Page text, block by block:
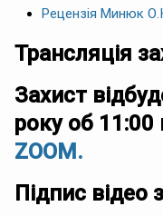
Рецензія Минюк
Трансляція
Захист
року об 11:00
ZOOM.
Підпис відео